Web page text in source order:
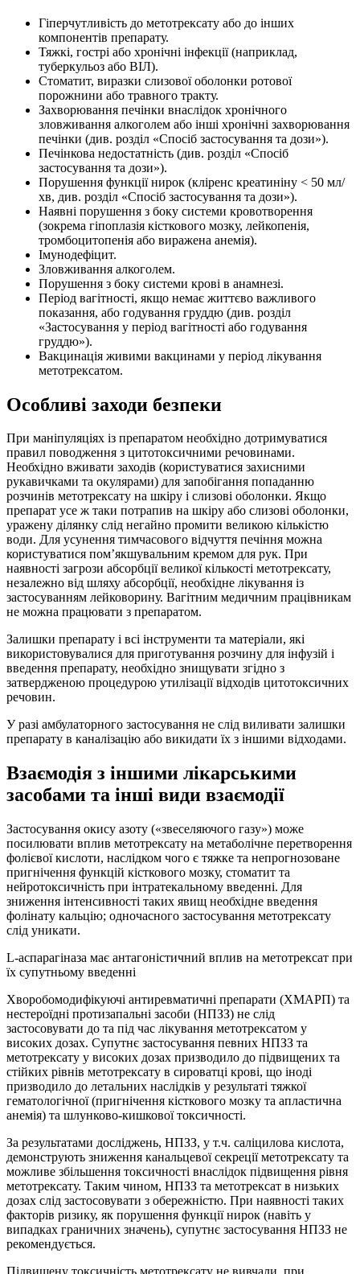
Гіперчутливість до метотрексату або до інших
компонентів препарату.
Тяжкі, гострі або хронічні інфекції (наприклад,
туберкульоз або ВІЛ).
Стоматит, виразки слизової оболонки ротової
порожнини або травного тракту.
Захворювання печінки внаслідок хронічного
зловживання алкоголем або інші хронічні захворювання
печінки (див. розділ «Спосіб застосування та дози»).
Печінкова недостатність (див. розділ «Спосіб
застосування та дози»).
Порушення функції нирок (кліренс креатиніну < 50 мл/
хв, див. розділ «Спосіб застосування та дози»).
Наявні порушення з боку системи кровотворення
(зокрема гіпоплазія кісткового мозку, лейкопенія,
тромбоцитопенія або виражена анемія).
Імунодефіцит.
Зловживання алкоголем.
Порушення з боку системи крові в анамнезі.
Період вагітності, якщо немає життєво важливого
показання, або годування груддю (див. розділ
«Застосування у період вагітності або годування
груддю»).
Вакцинація живими вакцинами у період лікування
метотрексатом.
Особливі заходи безпеки
При маніпуляціях із препаратом необхідно дотримуватися
правил поводження з цитотоксичними речовинами.
Необхідно вживати заходів (користуватися захисними
рукавичками та окулярами) для запобігання попаданню
розчинів метотрексату на шкіру і слизові оболонки. Якщо
препарат усе ж таки потрапив на шкіру або слизові оболонки,
уражену ділянку слід негайно промити великою кількістю
води. Для усунення тимчасового відчуття печіння можна
користуватися пом’якшувальним кремом для рук. При
наявності загрози абсорбції великої кількості метотрексату,
незалежно від шляху абсорбції, необхідне лікування із
застосуванням лейковорину. Вагітним медичним працівникам
не можна працювати з препаратом.
Залишки препарату і всі інструменти та матеріали, які
використовувалися для приготування розчину для інфузій і
введення препарату, необхідно знищувати згідно з
затвердженою процедурою утилізації відходів цитотоксичних
речовин.
У разі амбулаторного застосування не слід виливати залишки
препарату в каналізацію або викидати їх з іншими відходами.
Взаємодія з іншими лікарськими
засобами та інші види взаємодії
Застосування окису азоту («звеселяючого газу») може
посилювати вплив метотрексату на метаболічне перетворення
фолієвої кислоти, наслідком чого є тяжке та непрогнозоване
пригнічення функцій кісткового мозку, стоматит та
нейротоксичність при інтратекальному введенні. Для
зниження інтенсивності таких явищ необхідне введення
фолінату кальцію; одночасного застосування метотрексату
слід уникати.
L-аспарагіназа має антагоністичний вплив на метотрексат при
їх супутньому введенні
Хворобомодифікуючі антиревматичні препарати (ХМАРП) та
нестероїдні протизапальні засоби (НПЗЗ) не слід
застосовувати до та під час лікування метотрексатом у
високих дозах. Супутнє застосування певних НПЗЗ та
метотрексату у високих дозах призводило до підвищених та
стійких рівнів метотрексату в сироватці крові, що іноді
призводило до летальних наслідків у результаті тяжкої
гематологічної (пригнічення кісткового мозку та апластична
анемія) та шлунково-кишкової токсичності.
За результатами досліджень, НПЗЗ, у т.ч. саліцилова кислота,
демонструють зниження канальцевої секреції метотрексату та
можливе збільшення токсичності внаслідок підвищення рівня
метотрексату. Таким чином, НПЗЗ та метотрексат в низьких
дозах слід застосовувати з обережністю. При наявності таких
факторів ризику, як порушення функції нирок (навіть у
випадках граничних значень), супутнє застосування НПЗЗ не
рекомендується.